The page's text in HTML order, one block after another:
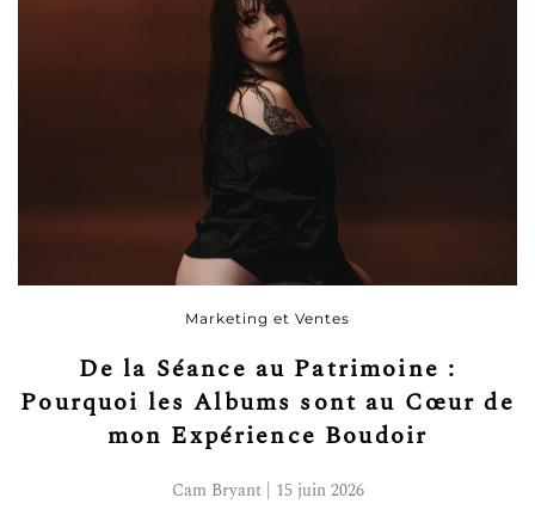
Marketing et Ventes
De la Séance au Patrimoine :
Pourquoi les Albums sont au Cœur de
mon Expérience Boudoir
Cam Bryant | 15 juin 2026